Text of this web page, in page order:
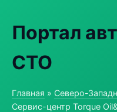
Портал
СТО
Главная » Северо-
Сервис-центр Torque